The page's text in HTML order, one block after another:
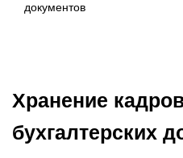
Сканирование документов
документов
Хранение
бухгалтерских